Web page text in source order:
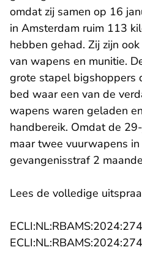
omdat zij samen op 16
in Amsterdam ruim 113
hebben gehad. Zij zijn
van wapens en munitie.
grote stapel bigshoppers
bed waar een van de
wapens waren geladen
handbereik. Omdat de
maar twee vuurwapens
gevangenisstraf 2
Lees de volledige